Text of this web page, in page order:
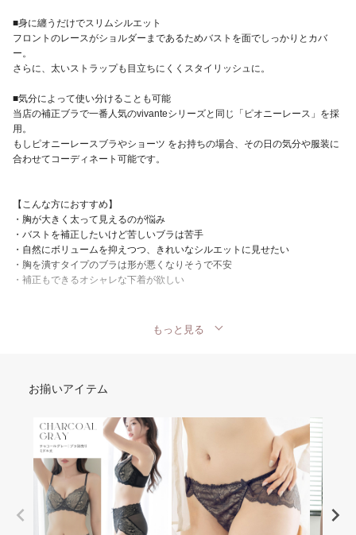
■身に纏うだけでスリムシルエット
フロントのレースがショルダーまであるためバストを面でしっかりとカバ
ー。
さらに、太いストラップも目立ちにくくスタイリッシュに。
■気分によって使い分けることも可能
当店の補正ブラで一番人気のvivanteシリーズと同じ「 ピオニーレース 」を採
用。
もしピオニーレースブラやショーツ をお持ちの場合、その日の気分や服装に
合わせてコーディネート可能です。
【こんな方におすすめ】
・胸が大きく太って見えるのが悩み
・バストを補正したいけど苦しいブラは苦手
・自然にボリュームを抑えつつ、きれいなシルエットに見せたい
・胸を潰すタイプのブラは形が悪くなりそうで不安
・補正もできるオシャレな下着が欲しい
もっと見る
お揃いアイテム